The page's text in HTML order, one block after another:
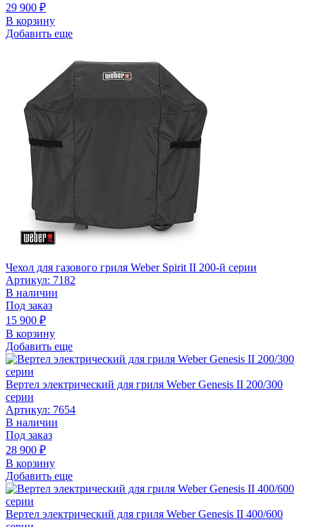
29 900 ₽
В корзину
Добавить еще
Чехол для газового гриля Weber Spirit II 200-й серии
Артикул: 7182
В наличии
Под заказ
15 900 ₽
В корзину
Добавить еще
Вертел электрический для гриля Weber Genesis II 200/300
серии
Артикул: 7654
В наличии
Под заказ
28 900 ₽
В корзину
Добавить еще
Вертел электрический для гриля Weber Genesis II 400/600